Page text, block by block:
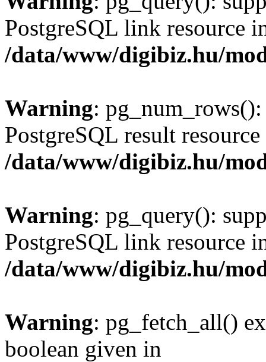
PostgreSQL link resource
/data/www/digibiz.hu/
Warning:
PostgreSQL result
/data/www/digibiz.hu/
Warning: pg_query():
PostgreSQL link resource
/data/www/digibiz.hu/
Warning: pg_fetch_all()
boolean given in